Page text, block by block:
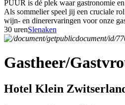
PUUR is dé plek waar gastronomie
Als sommelier speel jij een cruciale
wijn- en dinerervaringen voor onze
30 urenSlenaken
Gastheer/
Hotel Klein